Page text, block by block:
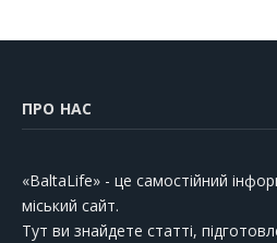
ПРО НАС
«BaltaLife» - це самостійний
міський сайт.
Тут ви знайдете статті,